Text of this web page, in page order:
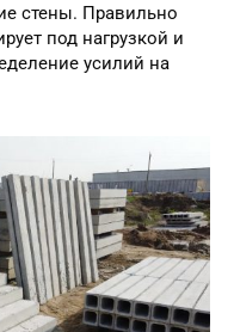
стены. Правильно
под нагрузкой и
усилий на